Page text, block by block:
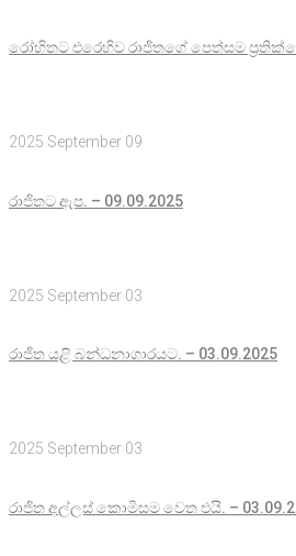
රෝහිතට එරෙහිව රාජිතගේ පෙත්සම
2025 September 09
රාජිතට ඇප. – 09.09.2025
2025 September 03
රාජිත යළි බන්ධනාගාරයට. – 03.09.2025
2025 September 03
රාජිත අල්ලස් කොමිසම වෙත එයි. –